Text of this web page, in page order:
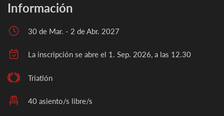
Información
30 de Mar. - 2 de Abr. 2027
La inscripción se abre el 1. Sep. 2026, a las 12.30
Triatlón
40 asiento/s libre/s